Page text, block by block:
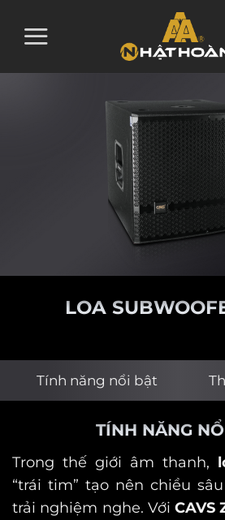
content
LOA
Tính năng nổi bật
TÍNH NĂNG
Trong thế giới âm thanh,
“trái tim” tạo nên chiều
trải nghiệm nghe. VớiCAVS